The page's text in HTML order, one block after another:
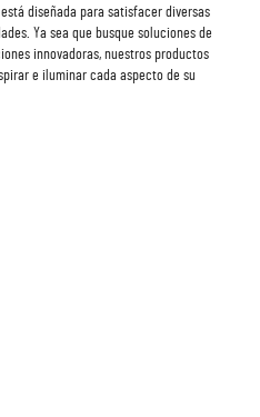
diseñada para satisfacer diversas
Ya sea que busque soluciones de
innovadoras, nuestros productos
e iluminar cada aspecto de su